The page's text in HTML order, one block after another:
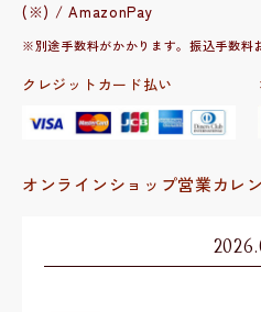
(※) / AmazonPay
※別途手数料がかかります。振込手数料
クレジットカード払い
オンラインショップ営業カレ